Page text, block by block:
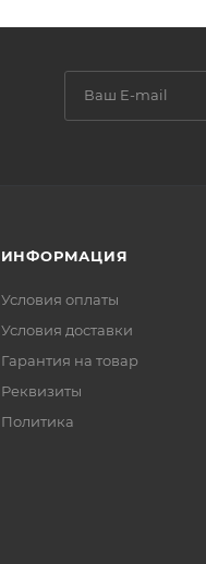
ИНФОРМАЦИЯ
Условия оплаты
Условия доставки
Гарантия на товар
Реквизиты
Политика